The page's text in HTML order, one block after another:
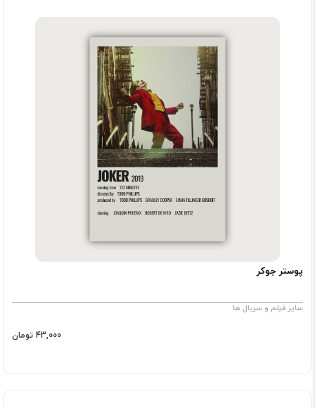
پوستر جوکر
سایر فیلم و سریال ها
43,000 تومان